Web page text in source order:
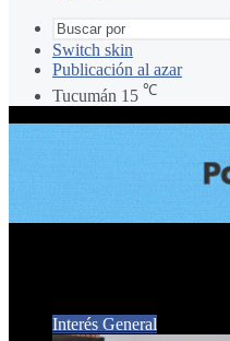
Switch skin
Publicación al azar
Tucumán 15 ℃
Interés General